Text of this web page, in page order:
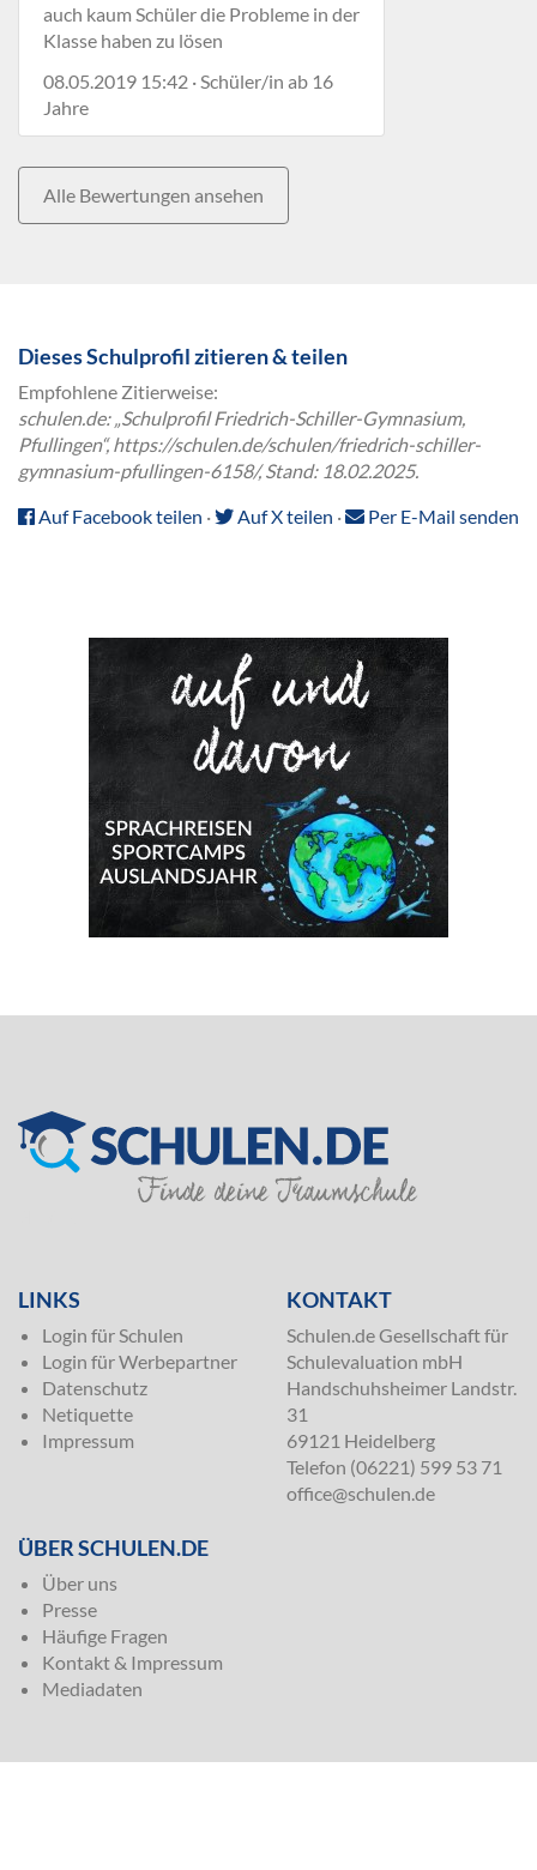
auch kaum Schüler die Probleme in der
Klasse haben zu lösen
08.05.2019 15:42 · Schüler/in ab 16
Jahre
Alle Bewertungen ansehen
Dieses Schulprofil zitieren & teilen
Empfohlene Zitierweise:
schulen.de: „Schulprofil Friedrich-Schiller-Gymnasium,
Pfullingen“, https://schulen.de/schulen/friedrich-schiller-
gymnasium-pfullingen-6158/, Stand: 18.02.2025.
Auf Facebook teilen · Auf X teilen · Per E-Mail senden
LINKS
Login für Schulen
Login für Werbepartner
Datenschutz
Netiquette
Impressum
KONTAKT
Schulen.de Gesellschaft für
Schulevaluation mbH
Handschuhsheimer Landstr.
31
69121 Heidelberg
Telefon (06221) 599 53 71
office@schulen.de
ÜBER SCHULEN.DE
Über uns
Presse
Häufige Fragen
Kontakt & Impressum
Mediadaten